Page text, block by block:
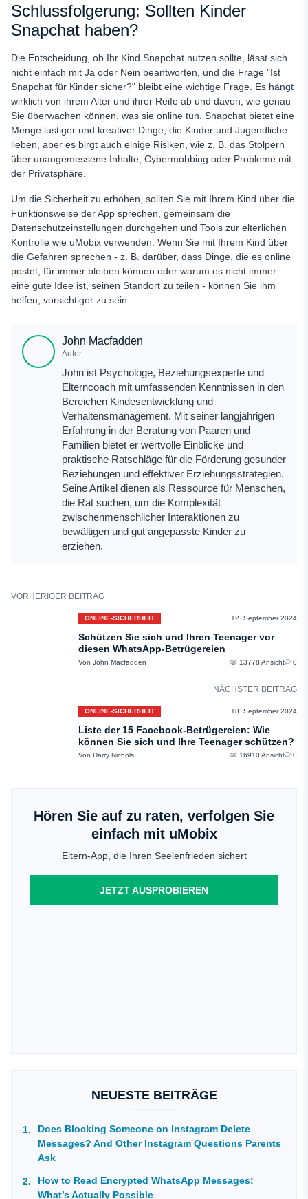
Schlussfolgerung: Sollten Kinder
Snapchat haben?
Die Entscheidung, ob Ihr Kind Snapchat nutzen sollte, lässt sich
nicht einfach mit Ja oder Nein beantworten, und die Frage "Ist
Snapchat für Kinder sicher?" bleibt eine wichtige Frage. Es hängt
wirklich von ihrem Alter und ihrer Reife ab und davon, wie genau
Sie überwachen können, was sie online tun. Snapchat bietet eine
Menge lustiger und kreativer Dinge, die Kinder und Jugendliche
lieben, aber es birgt auch einige Risiken, wie z. B. das Stolpern
über unangemessene Inhalte, Cybermobbing oder Probleme mit
der Privatsphäre.
Um die Sicherheit zu erhöhen, sollten Sie mit Ihrem Kind über die
Funktionsweise der App sprechen, gemeinsam die
Datenschutzeinstellungen durchgehen und Tools zur elterlichen
Kontrolle wie uMobix verwenden. Wenn Sie mit Ihrem Kind über
die Gefahren sprechen - z. B. darüber, dass Dinge, die es online
postet, für immer bleiben können oder warum es nicht immer
eine gute Idee ist, seinen Standort zu teilen - können Sie ihm
helfen, vorsichtiger zu sein.
John Macfadden
Autor
John ist Psychologe, Beziehungsexperte und
Elterncoach mit umfassenden Kenntnissen in den
Bereichen Kindesentwicklung und
Verhaltensmanagement. Mit seiner langjährigen
Erfahrung in der Beratung von Paaren und
Familien bietet er wertvolle Einblicke und
praktische Ratschläge für die Förderung gesunder
Beziehungen und effektiver Erziehungsstrategien.
Seine Artikel dienen als Ressource für Menschen,
die Rat suchen, um die Komplexität
zwischenmenschlicher Interaktionen zu
bewältigen und gut angepasste Kinder zu
erziehen.
VORHERIGER BEITRAG
ONLINE-SICHERHEIT 12. September 2024
Schützen Sie sich und Ihren Teenager vor
diesen WhatsApp-Betrügereien
Von John Macfadden 13778 Ansicht 0
NÄCHSTER BEITRAG
ONLINE-SICHERHEIT 18. September 2024
Liste der 15 Facebook-Betrügereien: Wie
können Sie sich und Ihre Teenager schützen?
Von Harry Nichols 16910 Ansicht 0
Hören Sie auf zu raten, verfolgen Sie
einfach mit uMobix
Eltern-App, die Ihren Seelenfrieden sichert
JETZT AUSPROBIEREN
NEUESTE BEITRÄGE
Does Blocking Someone on Instagram Delete
Messages? And Other Instagram Questions Parents
Ask
How to Read Encrypted WhatsApp Messages:
What’s Actually Possible